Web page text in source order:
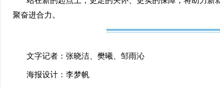
聚奋进合力。
文字记者：张晓洁、樊曦、邹雨沁
海报设计：李梦帆